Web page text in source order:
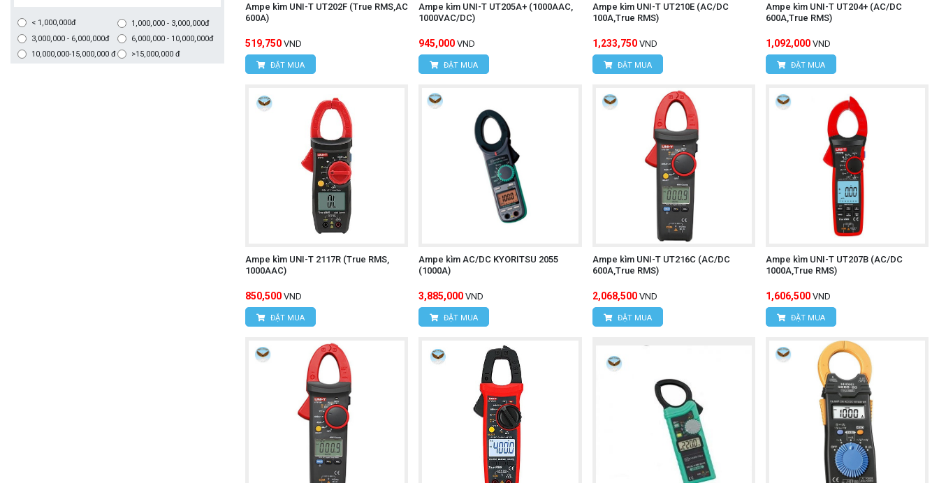
Ampe kìm UNI-T UT202F (True RMS,AC
600A)
519,750 VND
ĐẶT MUA
Ampe kìm UNI-T UT205A+ (1000AAC,
1000VAC/DC)
945,000 VND
ĐẶT MUA
Ampe kìm UNI-T UT210E (AC/DC
100A,True RMS)
1,233,750 VND
ĐẶT MUA
Ampe kìm UNI-T UT204+ (AC/DC
600A,True RMS)
1,092,000 VND
ĐẶT MUA
Ampe kìm UNI-T 2117R (True RMS,
1000AAC)
850,500 VND
ĐẶT MUA
Ampe kìm AC/DC KYORITSU 2055
(1000A)
3,885,000 VND
ĐẶT MUA
Ampe kìm UNI-T UT216C (AC/DC
600A,True RMS)
2,068,500 VND
ĐẶT MUA
Ampe kìm UNI-T UT207B (AC/DC
1000A,True RMS)
1,606,500 VND
ĐẶT MUA
< 1,000,000đ
1,000,000 - 3,000,000đ
3,000,000 - 6,000,000đ
6,000,000 - 10,000,000đ
10,000,000-15,000,000 đ
>15,000,000 đ